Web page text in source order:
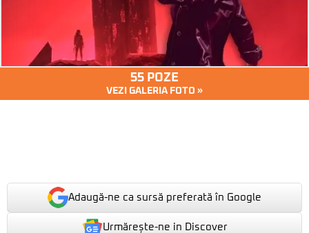
55 POZE
VEZI GALERIA FOTO »
Adaugă-ne ca sursă preferată în Google
Urmărește-ne in Discover